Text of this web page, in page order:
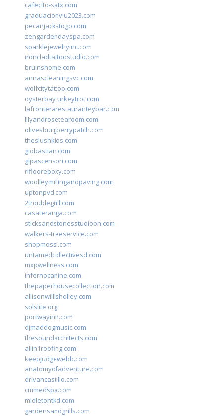
cafecito-satx.com
graduacionviu2023.com
pecanjackstogo.com
zengardendayspa.com
sparklejewelryinc.com
ironcladtattoostudio.com
bruinshome.com
annascleaningsvc.com
wolfcitytattoo.com
oysterbayturkeytrot.com
lafronterarestauranteybar.com
lilyandrosetearoom.com
olivesburgberrypatch.com
theslushkids.com
giobastian.com
glpascensori.com
rifloorepoxy.com
woolleymillingandpaving.com
uptonpvd.com
2troublegrill.com
casateranga.com
sticksandstonesstudiooh.com
walkers-treeservice.com
shopmossi.com
untamedcollectivesd.com
mxpwellness.com
infernocanine.com
thepaperhousecollection.com
allisonwillisholley.com
solslite.org
portwayinn.com
djmaddogmusic.com
thesoundarchitects.com
allin1roofing.com
keepjudgewebb.com
anatomyofadventure.com
drivancastillo.com
cmmedspa.com
midletontkd.com
gardensandgrills.com